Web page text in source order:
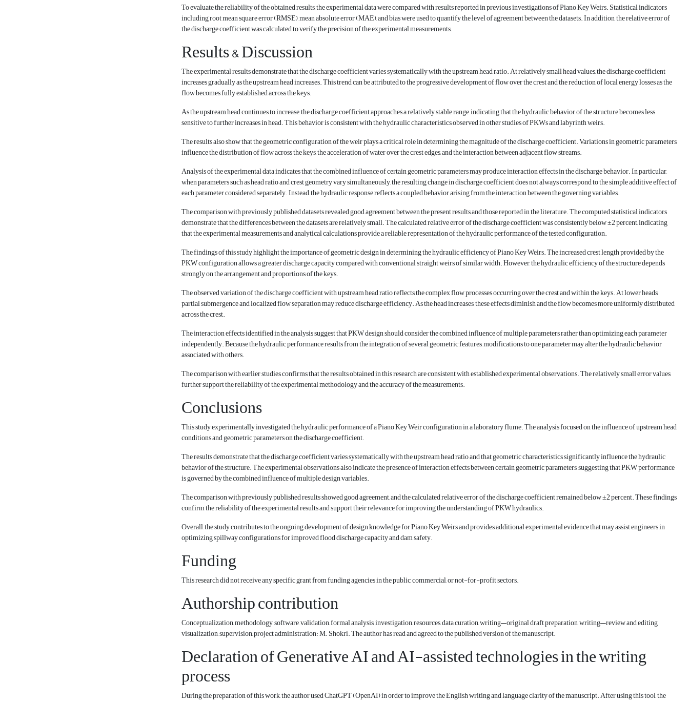
To evaluate the reliability of the obtained results, the experimental data were compared with results reported in previous investigations of Piano Key Weirs. Statistical indicators
including root mean square error (RMSE), mean absolute error (MAE), and bias were used to quantify the level of agreement between the datasets. In addition, the relative error of
the discharge coefficient was calculated to verify the precision of the experimental measurements.
Results & Discussion
The experimental results demonstrate that the discharge coefficient varies systematically with the upstream head ratio. At relatively small head values, the discharge coefficient
increases gradually as the upstream head increases. This trend can be attributed to the progressive development of flow over the crest and the reduction of local energy losses as the
flow becomes fully established across the keys.
As the upstream head continues to increase, the discharge coefficient approaches a relatively stable range, indicating that the hydraulic behavior of the structure becomes less
sensitive to further increases in head. This behavior is consistent with the hydraulic characteristics observed in other studies of PKWs and labyrinth weirs.
The results also show that the geometric configuration of the weir plays a critical role in determining the magnitude of the discharge coefficient. Variations in geometric parameters
influence the distribution of flow across the keys, the acceleration of water over the crest edges, and the interaction between adjacent flow streams.
Analysis of the experimental data indicates that the combined influence of certain geometric parameters may produce interaction effects in the discharge behavior. In particular,
when parameters such as head ratio and crest geometry vary simultaneously, the resulting change in discharge coefficient does not always correspond to the simple additive effect of
each parameter considered separately. Instead, the hydraulic response reflects a coupled behavior arising from the interaction between the governing variables.
The comparison with previously published datasets revealed good agreement between the present results and those reported in the literature. The computed statistical indicators
demonstrate that the differences between the datasets are relatively small. The calculated relative error of the discharge coefficient was consistently below ±2 percent, indicating
that the experimental measurements and analytical calculations provide a reliable representation of the hydraulic performance of the tested configuration.
The findings of this study highlight the importance of geometric design in determining the hydraulic efficiency of Piano Key Weirs. The increased crest length provided by the
PKW configuration allows a greater discharge capacity compared with conventional straight weirs of similar width. However, the hydraulic efficiency of the structure depends
strongly on the arrangement and proportions of the keys.
The observed variation of the discharge coefficient with upstream head ratio reflects the complex flow processes occurring over the crest and within the keys. At lower heads,
partial submergence and localized flow separation may reduce discharge efficiency. As the head increases, these effects diminish and the flow becomes more uniformly distributed
across the crest.
The interaction effects identified in the analysis suggest that PKW design should consider the combined influence of multiple parameters rather than optimizing each parameter
independently. Because the hydraulic performance results from the integration of several geometric features, modifications to one parameter may alter the hydraulic behavior
associated with others.
The comparison with earlier studies confirms that the results obtained in this research are consistent with established experimental observations. The relatively small error values
further support the reliability of the experimental methodology and the accuracy of the measurements.
Conclusions
This study experimentally investigated the hydraulic performance of a Piano Key Weir configuration in a laboratory flume. The analysis focused on the influence of upstream head
conditions and geometric parameters on the discharge coefficient.
The results demonstrate that the discharge coefficient varies systematically with the upstream head ratio and that geometric characteristics significantly influence the hydraulic
behavior of the structure. The experimental observations also indicate the presence of interaction effects between certain geometric parameters, suggesting that PKW performance
is governed by the combined influence of multiple design variables.
The comparison with previously published results showed good agreement, and the calculated relative error of the discharge coefficient remained below ±2 percent. These findings
confirm the reliability of the experimental results and support their relevance for improving the understanding of PKW hydraulics.
Overall, the study contributes to the ongoing development of design knowledge for Piano Key Weirs and provides additional experimental evidence that may assist engineers in
optimizing spillway configurations for improved flood discharge capacity and dam safety.
Funding
This research did not receive any specific grant from funding agencies in the public, commercial, or not-for-profit sectors.
Authorship contribution
Conceptualization, methodology, software, validation, formal analysis, investigation, resources, data curation, writing—original draft preparation, writing—review and editing,
visualization, supervision, project administration: M. Shokri. The author has read and agreed to the published version of the manuscript.
Declaration of Generative AI and AI-assisted technologies in the writing
process
During the preparation of this work, the author used ChatGPT (OpenAI) in order to improve the English writing and language clarity of the manuscript. After using this tool, the